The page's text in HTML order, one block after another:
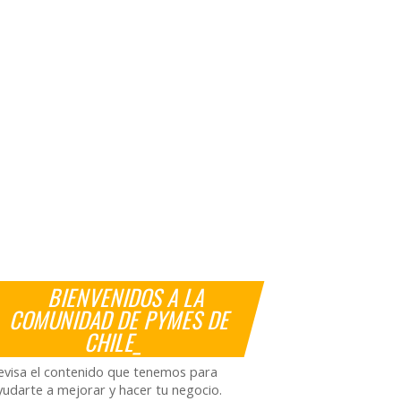
BIENVENIDOS A LA
COMUNIDAD DE PYMES DE
CHILE_
el contenido que tenemos para
a mejorar y hacer tu negocio.